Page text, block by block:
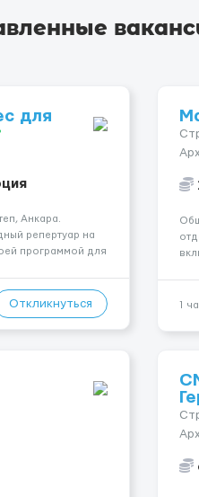
для
Анкара.
репертуар на
программой для
зарплат...
Откликнуться
на
1